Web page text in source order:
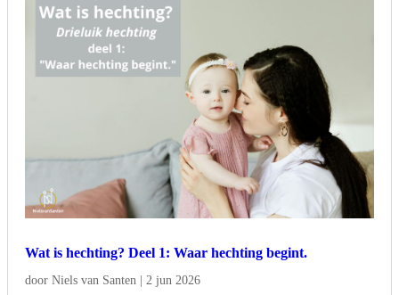
Wat is hechting? Deel 1: Waar hechting begint.
door Niels van Santen 2 jun 2026